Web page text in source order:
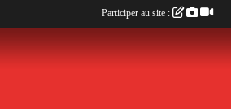
Participer au site :